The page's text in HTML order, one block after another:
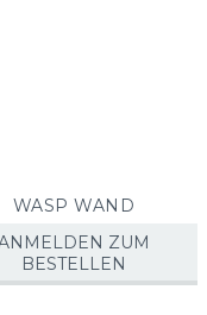
WASP WAND
ZUM
BESTELLEN